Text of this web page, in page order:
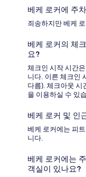
베케 로커에 주
죄송하지만 베케
베케 로커의 체
요?
체크인 시작 시간
니다. 이른 체크인
다름). 체크아웃 시
을 이용하실 수 있
베케 로커 및 인
베케 로커에는 피
니다.
베케 로커에는
객실이 있나요?